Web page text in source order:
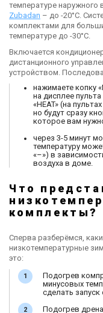
температуре наружного
Zubadan – до -20°С.
комплектами для
температуре до -30°С.
Включается
дистанционного
устройством.
нажимаете копку
на дисплее
«HEAT» (на
но будут сразу
которое вам
через 3-5 минут
температуру
«–») в
воздуха в доме.
Что
комплекты?
Сперва разберёмся,
низкотемпературные
это:
Подогрев
минусовых
сделать
Подогрев